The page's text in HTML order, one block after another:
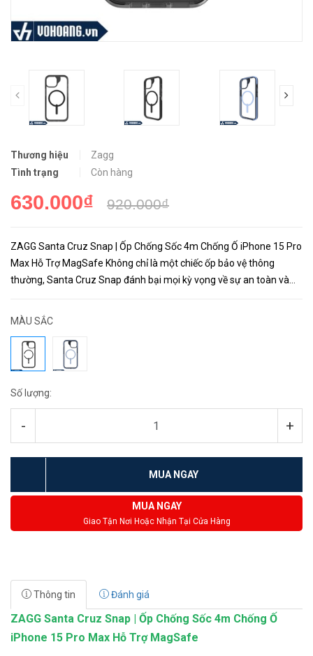
prev
Thương hiệu
Zagg
Tình trạng
Còn hàng
630.000₫ 920.000₫
ZAGG Santa Cruz Snap | Ốp Chống Sốc 4m Chống Ố iPhone 15 Pro
Max Hỗ Trợ MagSafe Không chỉ là một chiếc ốp bảo vệ thông
thường, Santa Cruz Snap đánh bại mọi kỳ vọng về sự an toàn và
MÀU SẮC
Số lượng:
- +
MUA NGAY
MUA NGAY
Giao Tận Nơi Hoặc Nhận Tại Cửa Hàng
Thông tin Đánh giá
ZAGG Santa Cruz Snap | Ốp Chống Sốc 4m Chống Ố
iPhone 15 Pro Max Hỗ Trợ MagSafe